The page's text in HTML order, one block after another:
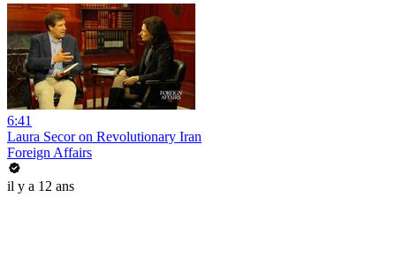
6:41
Laura Secor on Revolutionary Iran
Foreign Affairs
il y a 12 ans